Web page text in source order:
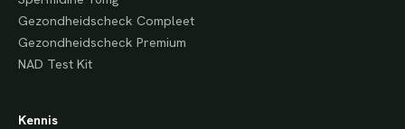
Gezondheidscheck Compleet
Gezondheidscheck Premium
NAD Test Kit
Kennis